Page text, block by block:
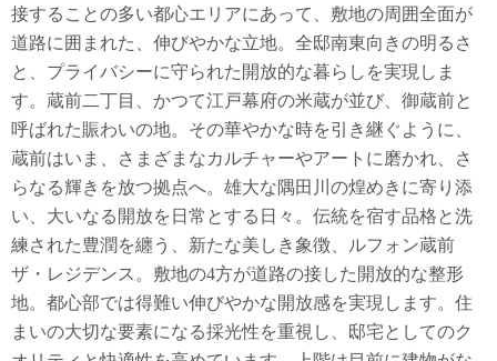
接することの多い都心エリアにあって、敷地の周囲全面が
道路に囲まれた、伸びやかな立地。全邸南東向きの明るさ
と、プライバシーに守られた開放的な暮らしを実現しま
す。蔵前二丁目、かつて江戸幕府の米蔵が並び、御蔵前と
呼ばれた賑わいの地。その華やかな時を引き継ぐように、
蔵前はいま、さまざまなカルチャーやアートに磨かれ、さ
らなる輝きを放つ拠点へ。雄大な隅田川の煌めきに寄り添
い、大いなる開放を日常とする日々。伝統を宿す品格と洗
練された豊潤を纏う、新たな美しき象徴、ルフォン蔵前
ザ・レジデンス。敷地の4方が道路の接した開放的な整形
地。都心部では得難い伸びやかな開放感を実現します。住
まいの大切な要素になる採光性を重視し、邸宅としてのク